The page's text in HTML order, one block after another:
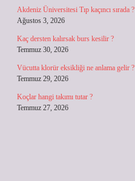
Akdeniz Üniversitesi Tıp kaçıncı sırada ?
Ağustos 3, 2026
Kaç dersten kalırsak burs kesilir ?
Temmuz 30, 2026
Vücutta klorür eksikliği ne anlama gelir ?
Temmuz 29, 2026
Koçlar hangi takımı tutar ?
Temmuz 27, 2026